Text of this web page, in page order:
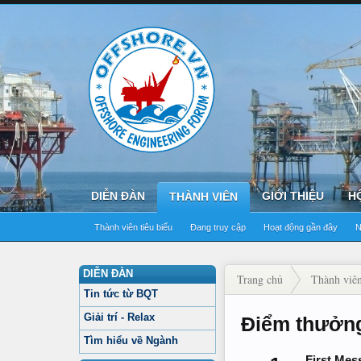
DIỄN ĐÀN THÀNH VIÊN
Thành viên tiêu biểu Đang truy cập Hoạt động gần đây
GIỚI THIỆU
DIỄN ĐÀN
Tin tức từ BQT
Giải trí - Relax
Tìm hiểu về Ngành
Trang chủ Thành
Điểm